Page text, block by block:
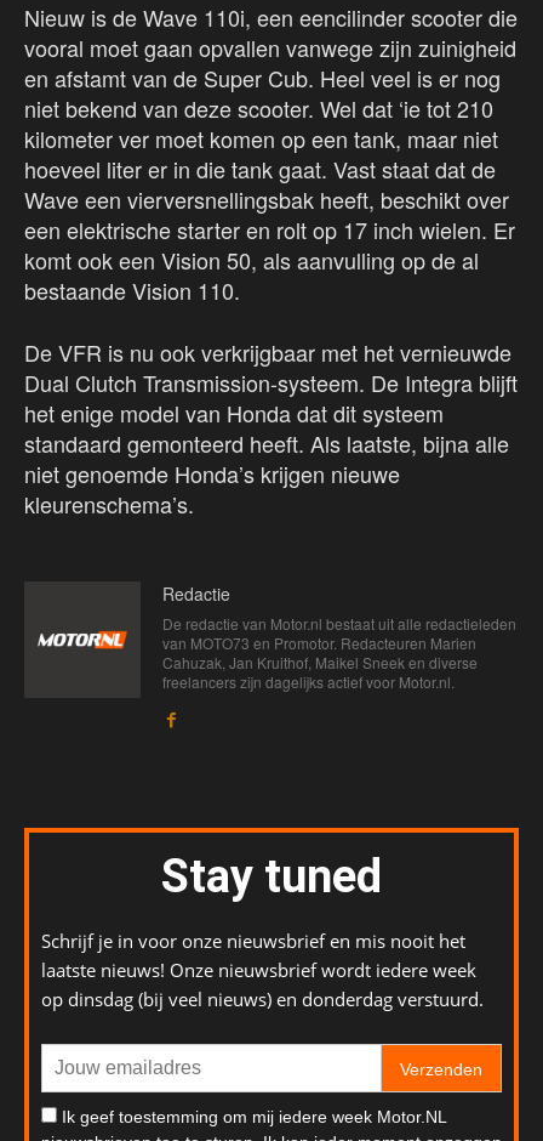
Nieuw is de Wave 110i, een eencilinder scooter die
vooral moet gaan opvallen vanwege zijn zuinigheid
en afstamt van de Super Cub. Heel veel is er nog
niet bekend van deze scooter. Wel dat ‘ie tot 210
kilometer ver moet komen op een tank, maar niet
hoeveel liter er in die tank gaat. Vast staat dat de
Wave een vierversnellingsbak heeft, beschikt over
een elektrische starter en rolt op 17 inch wielen. Er
komt ook een Vision 50, als aanvulling op de al
bestaande Vision 110.
De VFR is nu ook verkrijgbaar met het vernieuwde
Dual Clutch Transmission-systeem. De Integra blijft
het enige model van Honda dat dit systeem
standaard gemonteerd heeft. Als laatste, bijna alle
niet genoemde Honda’s krijgen nieuwe
kleurenschema’s.
Redactie
De redactie van Motor.nl bestaat uit alle redactieleden
van MOTO73 en Promotor. Redacteuren Marien
Cahuzak, Jan Kruithof, Maikel Sneek en diverse
freelancers zijn dagelijks actief voor Motor.nl.
Stay tuned
Schrijf je in voor onze nieuwsbrief en mis nooit het
laatste nieuws! Onze nieuwsbrief wordt iedere week
op dinsdag (bij veel nieuws) en donderdag verstuurd.
Verzenden
Ik geef toestemming om mij iedere week Motor.NL